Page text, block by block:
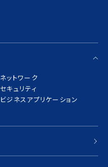
ネットワーク
セキュリティ
ビジネスアプリケーション